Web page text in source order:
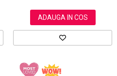
ADAUGA IN COS